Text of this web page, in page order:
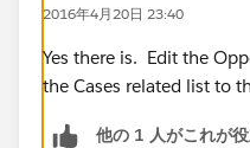
2016年4月20日 23:40
Yes there is. Edit the
the Cases related list to
他の 1 人がこれが